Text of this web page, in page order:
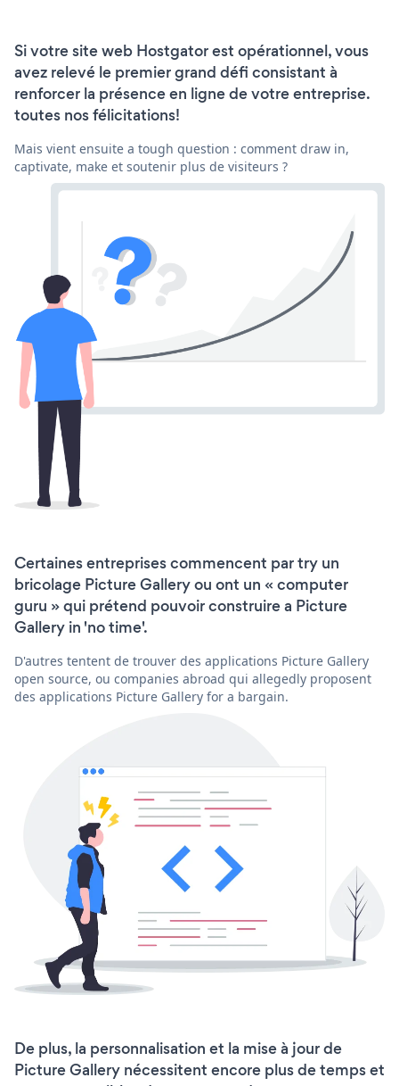
Si votre site web Hostgator est opérationnel, vous
avez relevé le premier grand défi consistant à
renforcer la présence en ligne de votre entreprise.
toutes nos félicitations!
Mais vient ensuite a tough question : comment draw in,
captivate, make et soutenir plus de visiteurs ?
Certaines entreprises commencent par try un
bricolage Picture Gallery ou ont un « computer
guru » qui prétend pouvoir construire a Picture
Gallery in 'no time'.
D'autres tentent de trouver des applications Picture Gallery
open source, ou companies abroad qui allegedly proposent
des applications Picture Gallery for a bargain.
De plus, la personnalisation et la mise à jour de
Picture Gallery nécessitent encore plus de temps et